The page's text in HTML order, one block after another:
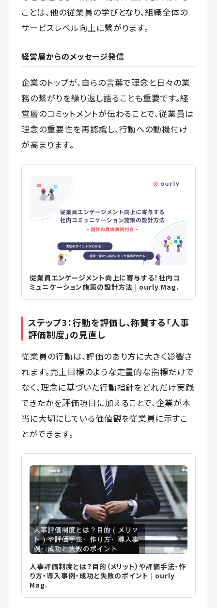
ことは、他の従業員の学びとなり、組織全体の
サービスレベル向上に繋がります。
経営層からのメッセージ発信
企業のトップが、自らの言葉で理念と日々の業
務の繋がりを繰り返し語ることも重要です。経
営層のコミットメントが伝わることで、従業員は
理念の重要性を再認識し、行動への動機付け
が高まります。
従業員エンゲージメント向上に寄与する！社内コ
ミュニケーション施策の設計方法 | ourly Mag.
ステップ3：行動を評価し、称賛する「人事
評価制度」の見直し
従業員の行動は、評価のあり方に大きく影響さ
れます。売上目標のような定量的な指標だけで
なく、理念に基づいた行動指針をどれだけ実践
できたかを評価項目に加えることで、企業が本
当に大切にしている価値観を従業員に示すこ
とができます。
人事評価制度とは？目的（メリット）や評価手法・作
り方・導入事例・成功と失敗のポイント | ourly
Mag.